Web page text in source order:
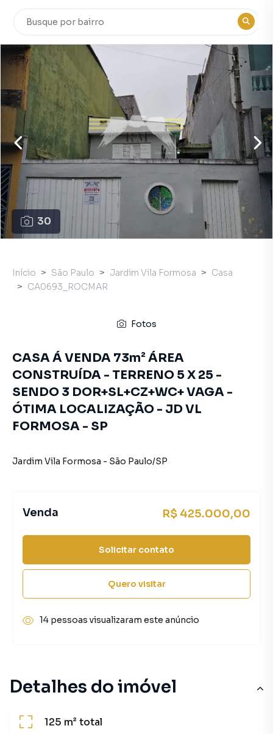
30
Detalhes do imóvel
125 m²total
Início São Paulo Jardim Vila Formosa
Casa
CA0693_ROCMAR
Fotos
CASA Á VENDA 73m² ÁREA
CONSTRUÍDA - TERRENO 5 X 25 -
SENDO 3 DOR+SL+CZ+WC+ VAGA -
ÓTIMA LOCALIZAÇÃO - JD VL
FORMOSA - SP
Jardim Vila Formosa - São Paulo/SP
Venda R$ 425.000,00
Solicitar contato
Quero visitar
14 pessoas visualizaram este anúncio